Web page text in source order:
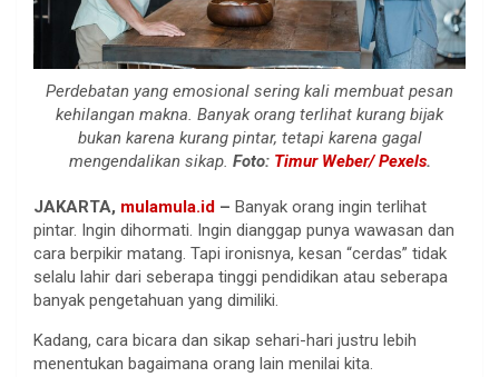
Perdebatan yang emosional sering kali membuat pesan
kehilangan makna. Banyak orang terlihat kurang bijak
bukan karena kurang pintar, tetapi karena gagal
mengendalikan sikap. Foto: Timur Weber/ Pexels.
JAKARTA, mulamula.id – Banyak orang ingin terlihat
pintar. Ingin dihormati. Ingin dianggap punya wawasan dan
cara berpikir matang. Tapi ironisnya, kesan “cerdas” tidak
selalu lahir dari seberapa tinggi pendidikan atau seberapa
banyak pengetahuan yang dimiliki.
Kadang, cara bicara dan sikap sehari-hari justru lebih
menentukan bagaimana orang lain menilai kita.